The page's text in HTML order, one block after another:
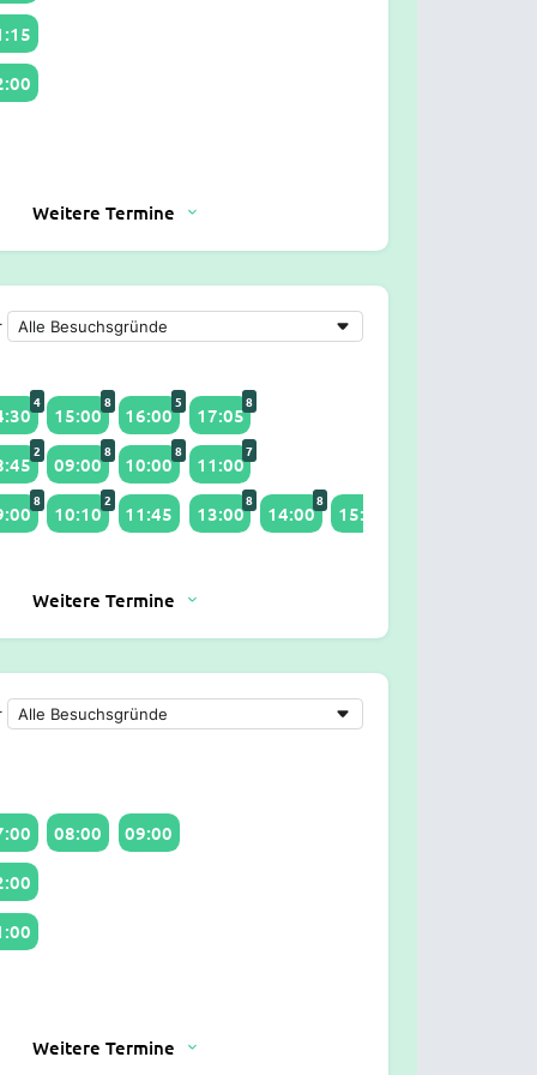
Weitere Termine
4
15:00
8
16:00
5
17:05
8
2
09:00
8
10:00
8
11:00
7
8
10:10
2
11:45 13:00
8
14:00
8
15:00
Weitere Termine
08:00 09:00
Weitere Termine